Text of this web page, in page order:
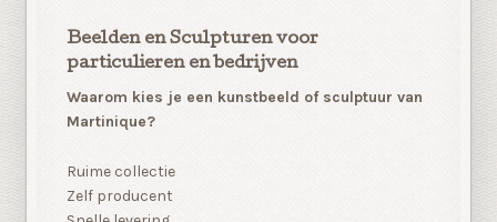
Beelden en Sculpturen voor
particulieren en bedrijven
Waarom kies je een kunstbeeld of sculptuur van
Martinique?
Ruime collectie
Zelf producent